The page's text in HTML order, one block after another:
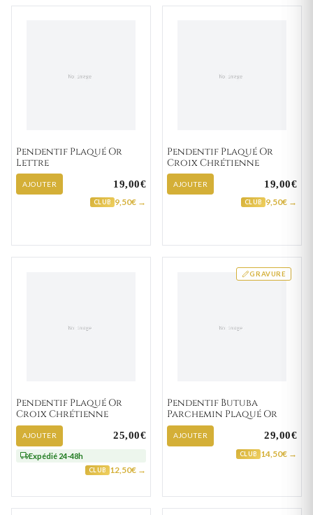
Pendentif Plaqué Or
Lettre
AJOUTER 19,00€
CLUB 9,50€ →
Pendentif Plaqué Or
Croix Chrétienne
AJOUTER 19,00€
CLUB 9,50€ →
Pendentif Plaqué Or
Croix Chrétienne
AJOUTER 25,00€
Expédié 24-48h
CLUB 12,50€ →
GRAVURE
Pendentif Butuba
Parchemin Plaqué Or
AJOUTER 29,00€
CLUB 14,50€ →